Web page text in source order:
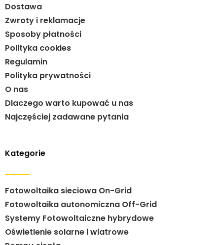
Dostawa
Zwroty i reklamacje
Sposoby płatności
Polityka cookies
Regulamin
Polityka prywatności
O nas
Dlaczego warto kupować u nas
Najczęściej zadawane pytania
Kategorie
Fotowoltaika sieciowa On-Grid
Fotowoltaika autonomiczna Off-Grid
Systemy Fotowoltaiczne hybrydowe
Oświetlenie solarne i wiatrowe